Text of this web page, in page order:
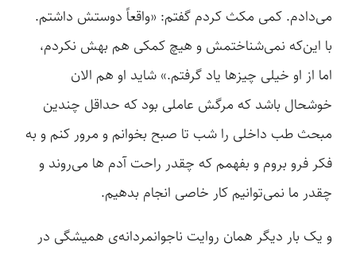
می‌دادم. کمی مکث کردم گفتم: «واقعاً دوستش داشتم.
با این‌که نمی‌شناختمش و هیچ کمکی هم بهش نکردم،
اما از او خیلی چیزها یاد گرفتم.» شاید او هم الان
خوشحال باشد که مرگش عاملی بود که حداقل چندین
مبحث طب داخلی را شب تا صبح بخوانم و مرور کنم و به
فکر فرو بروم و بفهمم که چقدر راحت آدم ها می‌روند و
چقدر ما نمی‌توانیم کار خاصی انجام بدهیم.
و یک بار دیگر همان روایت ناجوانمردانه‌ی همیشگی در